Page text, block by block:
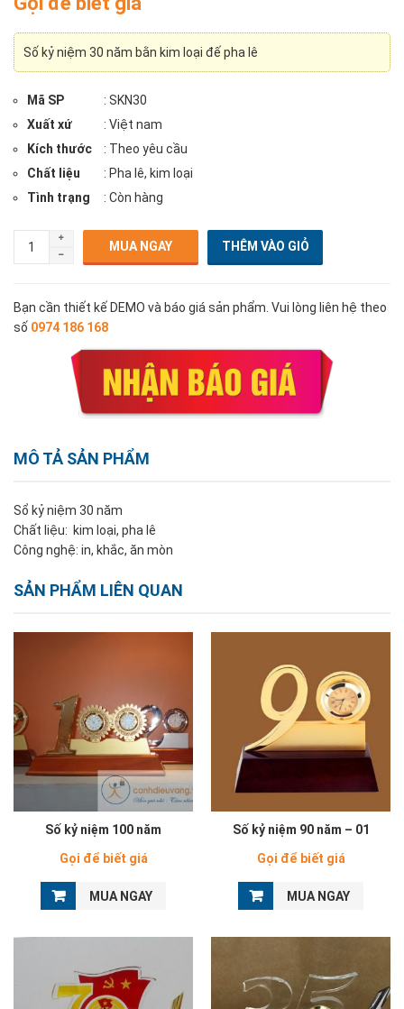
Số kỷ niệm 30 năm bằn kim loại đế pha lê
Mã SP
: SKN30
Xuất xứ
: Việt nam
Kích thước
: Theo yêu cầu
Chất liệu
: Pha lê, kim loại
Tình trạng
: Còn hàng
MUA NGAY
Bạn cần thiết kế DEMO và báo giá sản phẩm. Vui lòng liên hệ theo
số 0974 186 168
MÔ TẢ SẢN PHẨM
Sổ kỷ niệm 30 năm
Chất liệu: kim loại, pha lê
Công nghệ: in, khắc, ăn mòn
SẢN PHẨM LIÊN QUAN
Số kỷ niệm 100 năm
Gọi để biết giá
MUA NGAY
Số kỷ niệm 90 năm – 01
Gọi để biết giá
MUA NGAY